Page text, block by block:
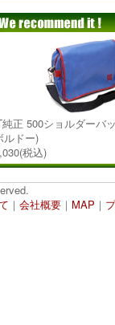
純正 500ショルダーバ
ルドー)
税込)
｜ 会社概要 ｜ MAP ｜